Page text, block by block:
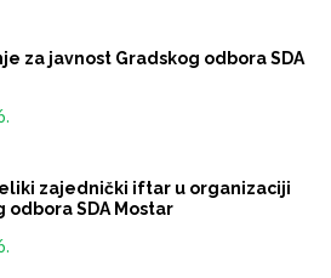
za javnost Gradskog odbora SDA
zajednički iftar u organizaciji
odbora SDA Mostar